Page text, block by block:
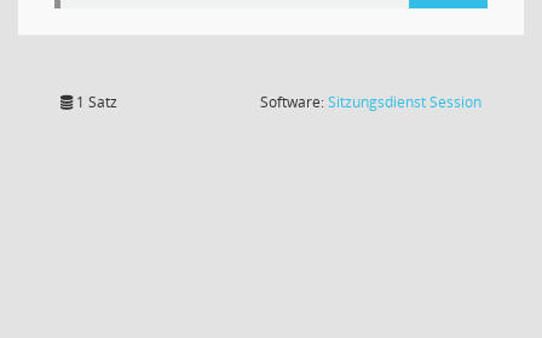
1 Satz Software:SitzungsdienstSession(Wird in